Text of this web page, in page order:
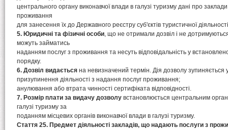
центрального органу виконавчої влади в галузі туризму дані про
проживання
для занесення їх до Державного реєстру суб'єктів туристичної
5. Юридичні та фізичні особи, що не отримали дозвіл і не дотримуються
можуть займатись
наданням послуг з проживання та несуть відповідальність у
порядку.
6. Дозвіл видається на невизначений термін. Дія дозволу зупиняється
призупинення діяльності з надання послуг проживання;
анулювання або втрата чинності сертифіката відповідності.
7. Розмір плати за видачу дозволу встановлюється центральним
галузі туризму за
поданням місцевих органів виконавчої влади в галузі туризму.
Стаття 25. Предмет діяльності закладів, що надають послуги з